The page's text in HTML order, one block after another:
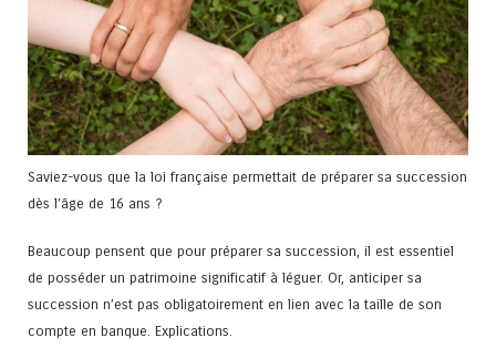
Saviez-vous que la loi française permettait de préparer sa succession
dès l’âge de 16 ans ?
Beaucoup pensent que pour préparer sa succession, il est essentiel
de posséder un patrimoine significatif à léguer. Or, anticiper sa
succession n’est pas obligatoirement en lien avec la taille de son
compte en banque. Explications.